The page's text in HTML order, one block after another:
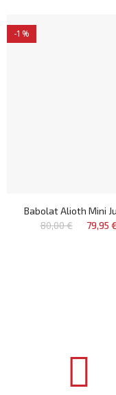
-1%
Babolat Alioth Mini
80,00 €
79,95 €